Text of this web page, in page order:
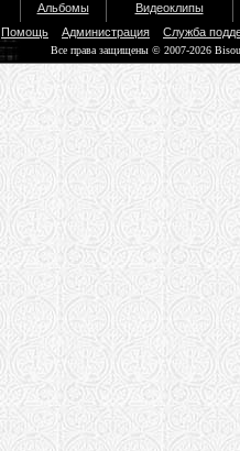
Альбомы
Видеоклипы
Помощь Администрация Служба
Все права защищены © 2007-2026